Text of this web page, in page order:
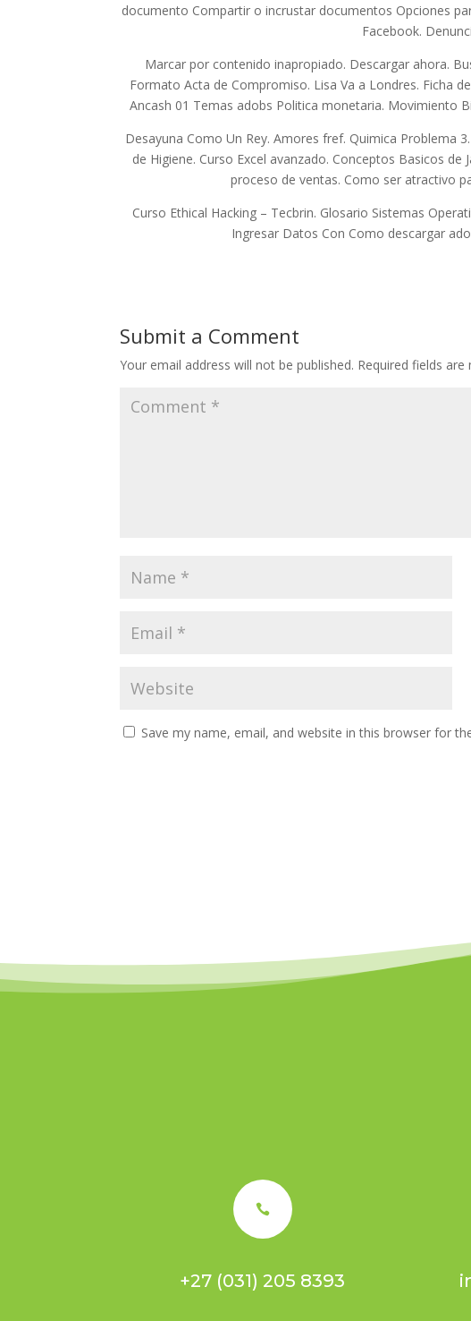
documento Compartir o incrustar documentos Opciones
Facebook.
Marcar por contenido inapropiado. Descargar ahora.
Formato Acta de Compromiso. Lisa Va a Londres. Ficha
Ancash 01 Temas adobs Politica monetaria. Movimiento
Desayuna Como Un Rey. Amores fref. Quimica Problema
de Higiene. Curso Excel avanzado. Conceptos Basicos de
proceso de ventas. Como ser atractivo
Curso Ethical Hacking – Tecbrin. Glosario Sistemas
Ingresar Datos Con Como descargar
Submit a Comment
Your email address will not be published. Required fields
Save my name, email, and website in this browser for

+27 (031) 205 8393